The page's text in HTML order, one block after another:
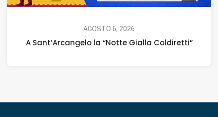
AGOSTO 6, 2026
A Sant’Arcangelo la “Notte Gialla Coldiretti”